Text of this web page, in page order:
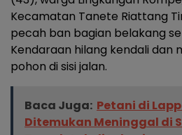
Kecamatan Tanete Riattang
pecah ban bagian belakang
Kendaraan hilang kendali dan
pohon di sisi jalan.
Baca Juga: Petani di
Ditemukan Meninggal di